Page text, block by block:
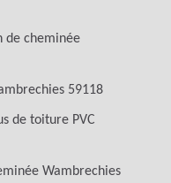
de cheminée
59118
de toiture PVC
Wambrechies